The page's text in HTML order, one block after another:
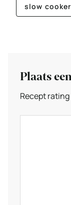
slow cooker
Plaats
Recept rating